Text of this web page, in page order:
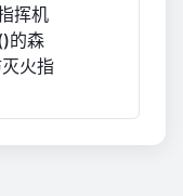
挥机
的森
火指